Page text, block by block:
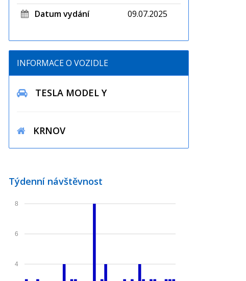
Datum vydání
09.07.2025
INFORMACE O VOZIDLE
TESLA MODEL Y
KRNOV
Týdenní návštěvnost
4
6
8